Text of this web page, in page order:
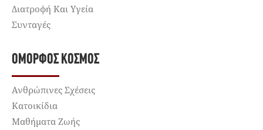
Διατροφή Και Υγεία
Συνταγές
ΌΜΟΡΦΟΣ ΚΌΣΜΟΣ
Ανθρώπινες Σχέσεις
Κατοικίδια
Μαθήματα Ζωής